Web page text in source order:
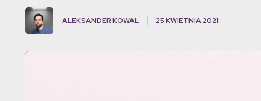
ALEKSANDER KOWAL 25 KWIETNIA 2021